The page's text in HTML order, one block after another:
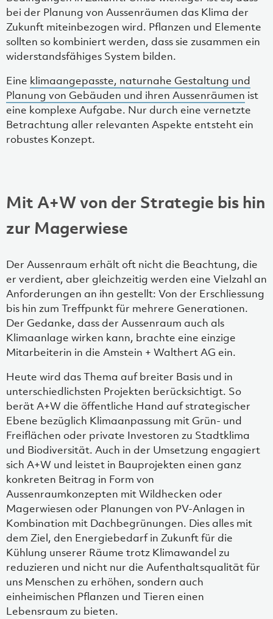
bei der Planung von Aussenräumen das Klima der
Zukunft miteinbezogen wird. Pflanzen und Elemente
sollten so kombiniert werden, dass sie zusammen ein
widerstandsfähiges System bilden.
Eine klimaangepasste, naturnahe Gestaltung und
Planung von Gebäuden und ihren Aussenräumen ist
eine komplexe Aufgabe. Nur durch eine vernetzte
Betrachtung aller relevanten Aspekte entsteht ein
robustes Konzept.
Mit A+W von der Strategie bis hin
zur Magerwiese
Der Aussenraum erhält oft nicht die Beachtung, die
er verdient, aber gleichzeitig werden eine Vielzahl an
Anforderungen an ihn gestellt: Von der Erschliessung
bis hin zum Treffpunkt für mehrere Generationen.
Der Gedanke, dass der Aussenraum auch als
Klimaanlage wirken kann, brachte eine einzige
Mitarbeiterin in die Amstein + Walthert AG ein.
Heute wird das Thema auf breiter Basis und in
unterschiedlichsten Projekten berücksichtigt. So
berät A+W die öffentliche Hand auf strategischer
Ebene bezüglich Klimaanpassung mit Grün- und
Freiflächen oder private Investoren zu Stadtklima
und Biodiversität. Auch in der Umsetzung engagiert
sich A+W und leistet in Bauprojekten einen ganz
konkreten Beitrag in Form von
Aussenraumkonzepten mit Wildhecken oder
Magerwiesen oder Planungen von PV-Anlagen in
Kombination mit Dachbegrünungen. Dies alles mit
dem Ziel, den Energiebedarf in Zukunft für die
Kühlung unserer Räume trotz Klimawandel zu
reduzieren und nicht nur die Aufenthaltsqualität für
uns Menschen zu erhöhen, sondern auch
einheimischen Pflanzen und Tieren einen
Lebensraum zu bieten.